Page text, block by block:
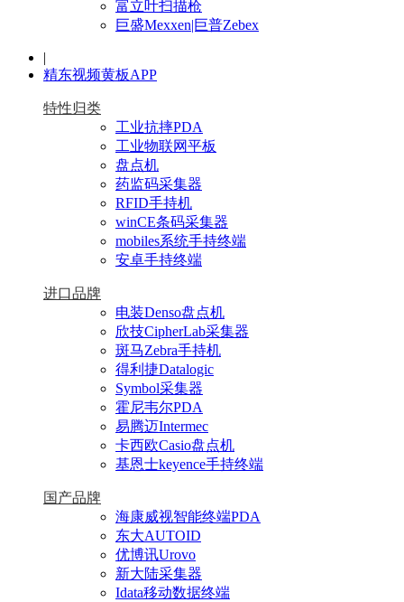
富立叶扫描枪
巨盛Mexxen|巨普Zebex
|
精东视频黄板APP
特性归类
工业抗摔PDA
工业物联网平板
盘点机
药监码采集器
RFID手持机
winCE条码采集器
mobiles系统手持终端
安卓手持终端
进口品牌
电装Denso盘点机
欣技CipherLab采集器
斑马Zebra手持机
得利捷Datalogic
Symbol采集器
霍尼韦尔PDA
易腾迈Intermec
卡西欧Casio盘点机
基恩士keyence手持终端
国产品牌
海康威视智能终端PDA
东大AUTOID
优博讯Urovo
新大陆采集器
Idata移动数据终端